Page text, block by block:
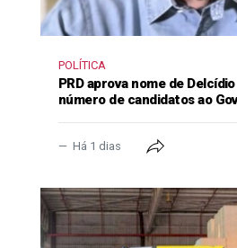
POLÍTICA
PRD aprova nome de
número de candidatos ao
Há 1 dias